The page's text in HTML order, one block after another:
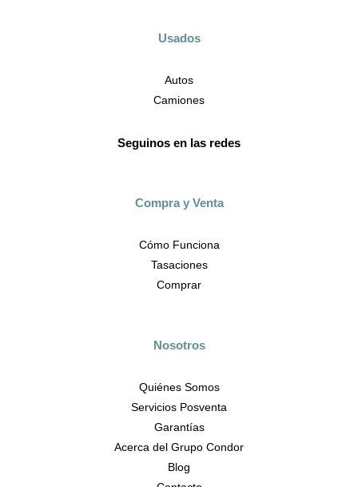
Usados
Autos
Camiones
Seguinos en las redes
Compra y Venta
Cómo Funciona
Tasaciones
Comprar
Nosotros
Quiénes Somos
Servicios Posventa
Garantías
Acerca del Grupo Condor
Blog